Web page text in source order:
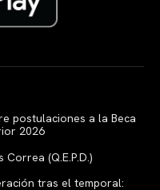
postulaciones a la Beca
2026
(Q.E.P.D.)
tras el temporal: